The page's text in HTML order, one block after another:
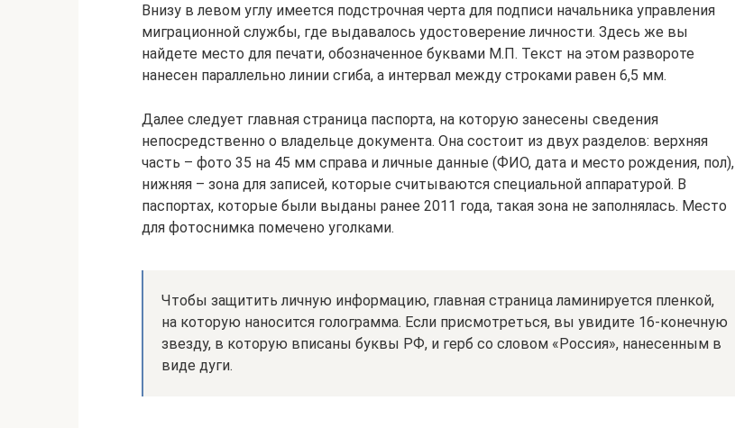
Внизу в левом углу имеется подстрочная черта для подписи начальника управления
миграционной службы, где выдавалось удостоверение личности. Здесь же вы
найдете место для печати, обозначенное буквами М.П. Текст на этом развороте
нанесен параллельно линии сгиба, а интервал между строками равен 6,5 мм.
Далее следует главная страница паспорта, на которую занесены сведения
непосредственно о владельце документа. Она состоит из двух разделов: верхняя
часть – фото 35 на 45 мм справа и личные данные (ФИО, дата и место рождения, пол),
нижняя – зона для записей, которые считываются специальной аппаратурой. В
паспортах, которые были выданы ранее 2011 года, такая зона не заполнялась. Место
для фотоснимка помечено уголками.
Чтобы защитить личную информацию, главная страница ламинируется пленкой,
на которую наносится голограмма. Если присмотреться, вы увидите 16-конечную
звезду, в которую вписаны буквы РФ, и герб со словом «Россия», нанесенным в
виде дуги.